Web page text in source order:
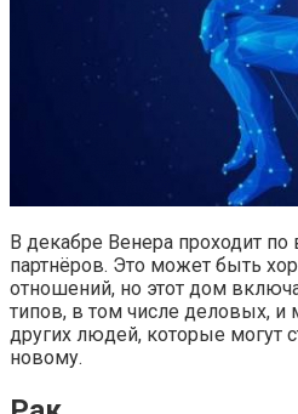
В декабре Венера проходит
партнёров. Это может быть
отношений, но этот дом
типов, в том числе деловых,
других людей, которые могут
новому.